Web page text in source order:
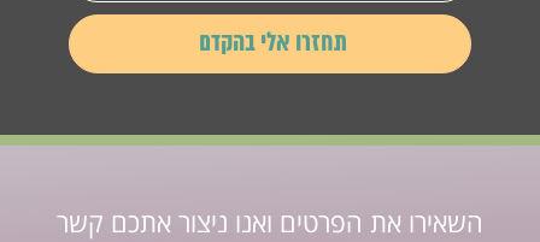
השאירו את הפרטים ואנו ניצור אתכם קשר